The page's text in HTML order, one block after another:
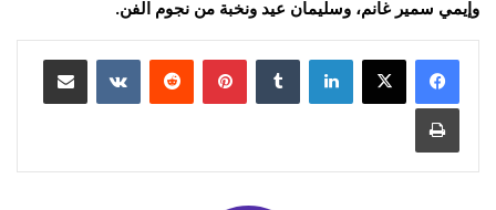
وإيمي سمير غانم، وسليمان عيد ونخبة من نجوم الفن.
لينكدإن بينتيريست مشاركة عبر البريد
طباعة